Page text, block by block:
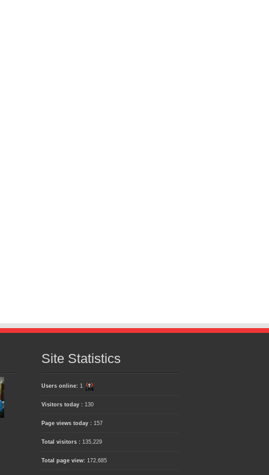
Site Statistics
Users online: 1
Visitors today : 130
Page views today : 157
Total visitors : 135,229
Total page view: 172,685